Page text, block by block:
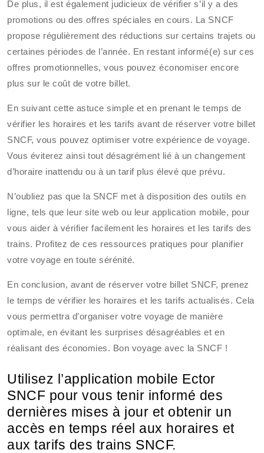
De plus, il est également judicieux de vérifier s’il y a des
promotions ou des offres spéciales en cours. La SNCF
propose régulièrement des réductions sur certains trajets ou
certaines périodes de l’année. En restant informé(e) sur ces
offres promotionnelles, vous pouvez économiser encore
plus sur le coût de votre billet.
En suivant cette astuce simple et en prenant le temps de
vérifier les horaires et les tarifs avant de réserver votre billet
SNCF, vous pouvez optimiser votre expérience de voyage.
Vous éviterez ainsi tout désagrément lié à un changement
d’horaire inattendu ou à un tarif plus élevé que prévu.
N’oubliez pas que la SNCF met à disposition des outils en
ligne, tels que leur site web ou leur application mobile, pour
vous aider à vérifier facilement les horaires et les tarifs des
trains. Profitez de ces ressources pratiques pour planifier
votre voyage en toute sérénité.
En conclusion, avant de réserver votre billet SNCF, prenez
le temps de vérifier les horaires et les tarifs actualisés. Cela
vous permettra d’organiser votre voyage de manière
optimale, en évitant les surprises désagréables et en
réalisant des économies. Bon voyage avec la SNCF !
Utilisez l’application mobile Ector
SNCF pour vous tenir informé des
dernières mises à jour et obtenir un
accès en temps réel aux horaires et
aux tarifs des trains SNCF.